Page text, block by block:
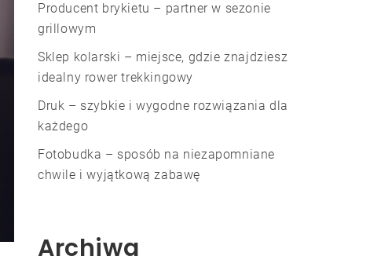
Producent brykietu – partner w sezonie
grillowym
Sklep kolarski – miejsce, gdzie znajdziesz
idealny rower trekkingowy
Druk – szybkie i wygodne rozwiązania dla
każdego
Fotobudka – sposób na niezapomniane
chwile i wyjątkową zabawę
Archiwa